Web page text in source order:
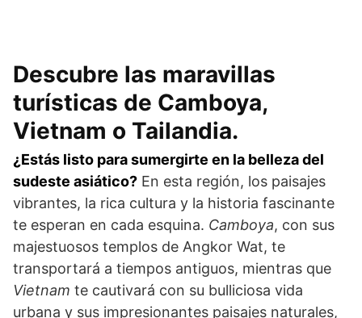
Descubre las maravillas
turísticas de Camboya,
Vietnam o Tailandia.
¿Estás listo para sumergirte en la belleza del
sudeste asiático? En esta región, los paisajes
vibrantes, la rica cultura y la historia fascinante
te esperan en cada esquina. Camboya, con sus
majestuosos templos de Angkor Wat, te
transportará a tiempos antiguos, mientras que
Vietnam te cautivará con su bulliciosa vida
urbana y sus impresionantes paisajes naturales,